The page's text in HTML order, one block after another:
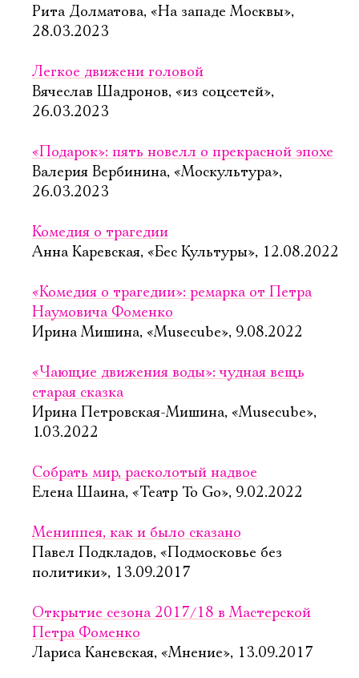
Рита Долматова, «На западе Москвы»,
28.03.2023
Легкое движени головой
Вячеслав Шадронов, «из соцсетей»,
26.03.2023
«Подарок»: пять новелл о прекрасной эпохе
Валерия Вербинина, «Москультура»,
26.03.2023
Комедия о трагедии
Анна Каревская, «Бес Культуры», 12.08.2022
«Комедия о трагедии»: ремарка от Петра
Наумовича Фоменко
Ирина Мишина, «Musecube», 9.08.2022
«Чающие движения воды»: чудная вещь
старая сказка
Ирина Петровская-Мишина, «Musecube»,
1.03.2022
Собрать мир, расколотый надвое
Елена Шаина, «Театр To Go», 9.02.2022
Мениппея, как и было сказано
Павел Подкладов, «Подмосковье без
политики», 13.09.2017
Открытие сезона 2017/18 в Мастерской
Петра Фоменко
Лариса Каневская, «Мнение», 13.09.2017